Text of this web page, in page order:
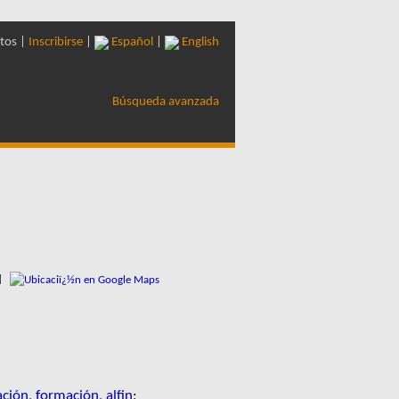
| Inscribirse Español English
Búsqueda avanzada
formación, alfin;